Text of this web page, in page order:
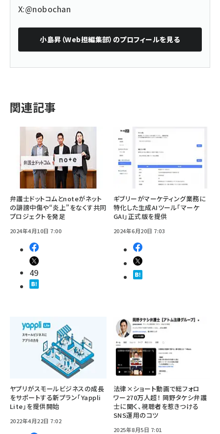
X:@nobochan
小島昇（Web担編集部） のプロフィールを見る
関連記事
弁護士ドットコムとnoteがネット
の誹謗中傷や“炎上”をなくす共同
プロジェクトを発足
2024年4月10日 7:00
49
ギブリーがマーケティング業務に
特化した生成AIツール「マーケ
GAI」正式版を提供
2024年6月20日 7:03
ヤプリがスモールビジネスの成長
をサポートする新プラン「Yappli
Lite」を提供開始
2022年4月22日 7:02
法律×ショート動画で総フォロ
ワー270万人超！ 岡野タケシ弁護
士に聞く、視聴者を惹きつける
SNS運用のコツ
2025年8月5日 7:01